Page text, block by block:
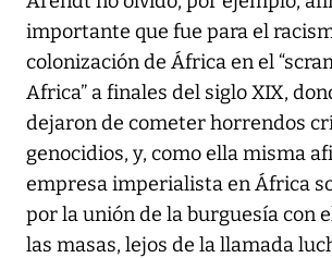
importante que fue para el
colonización de África en el
Africa” a finales del siglo XIX,
dejaron de cometer horrendos
genocidios, y, como ella misma
empresa imperialista en África
por la unión de la burguesía con
las masas, lejos de la llamada